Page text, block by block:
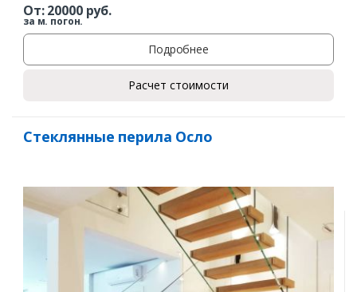
От:20000руб.
за м. погон.
Подробнее
Расчет стоимости
Стеклянные перила Осло